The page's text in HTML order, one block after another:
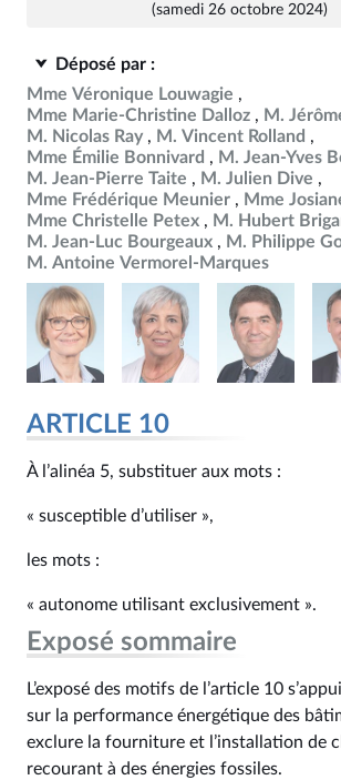
(samedi 26 octobre 2024)
Déposé par :
Mme Véronique Louwagie
Mme Marie-Christine Dalloz
M.
M. Nicolas Ray
M. Vincent Rolland
Mme Émilie Bonnivard
M. Jean-Yves
M. Jean-Pierre Taite
M. Julien Dive
Mme Frédérique Meunier
Mme
Mme Christelle Petex
M. Hubert
M. Jean-Luc Bourgeaux
M. Philippe
M. Antoine Vermorel-Marques
ARTICLE 10
À l’alinéa 5, substituer aux mots :
« susceptible d’utiliser »,
les mots :
« autonome utilisant exclusivement ».
Exposé sommaire
L’exposé des motifs de l’article 10
sur la performance énergétique des
exclure la fourniture et l’installation de
recourant à des énergies fossiles.